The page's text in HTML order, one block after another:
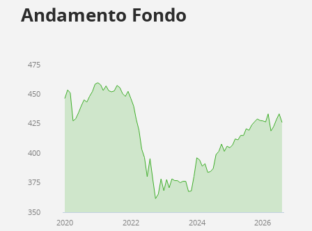
Andamento Fondo
2020 2022 2024 2026
350
375
400
425
450
475